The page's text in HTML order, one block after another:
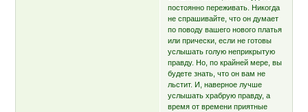
постоянно переживать. Никогда
не спрашивайте, что он думает
по поводу вашего нового платья
или прически, если не готовы
услышать голую неприкрытую
правду. Но, по крайней мере, вы
будете знать, что он вам не
льстит. И, наверное лучше
услышать храбрую правду, а
время от времени приятные